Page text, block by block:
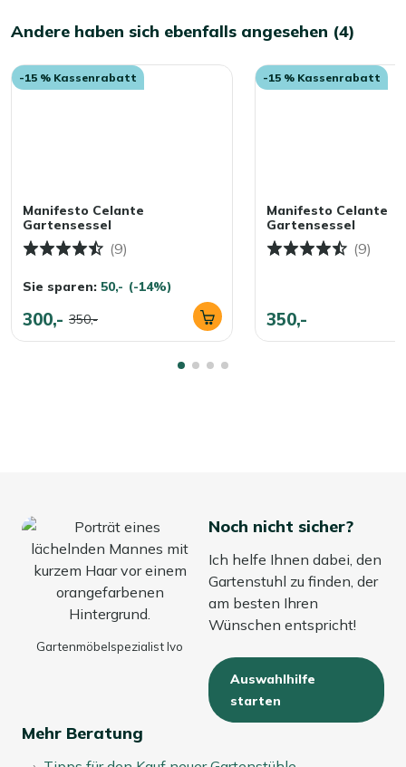
Andere haben sich ebenfalls angesehen (4)
-15 % Kassenrabatt
Manifesto Celante
Gartensessel
(9)
Sie sparen: 50,- (-14%)
300,- 350,-
-15 % Kassenrabatt
Manifesto Celante
Gartensessel
(9)
350,-
Gartenmöbelspezialist Ivo
Noch nicht sicher?
Ich helfe Ihnen dabei, den
Gartenstuhl zu finden, der
am besten Ihren
Wünschen entspricht!
Auswahlhilfe
starten
Mehr Beratung